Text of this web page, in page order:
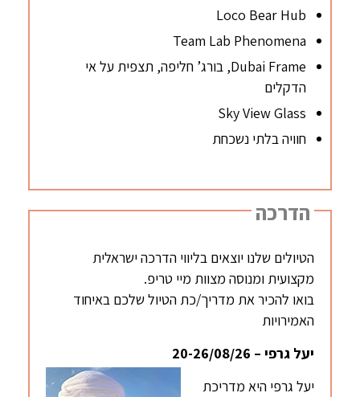
Loco Bear Hub
Team Lab Phenomena
Dubai Frame, בורג’ חליפה, תצפית על אי
הדקלים
Sky View Glass
חוויה בלתי נשכחת
הדרכה
הטיולים שלנו יוצאים בליווי הדרכה ישראלית
מקצועית ומנוסה מצוות מיי טריפ.
בואו להכיר את מדריך/כת הטיול שלכם באיחוד
האמירויות
יעל גרפי – 20-26/08/26
יעל גרפי היא מדריכת